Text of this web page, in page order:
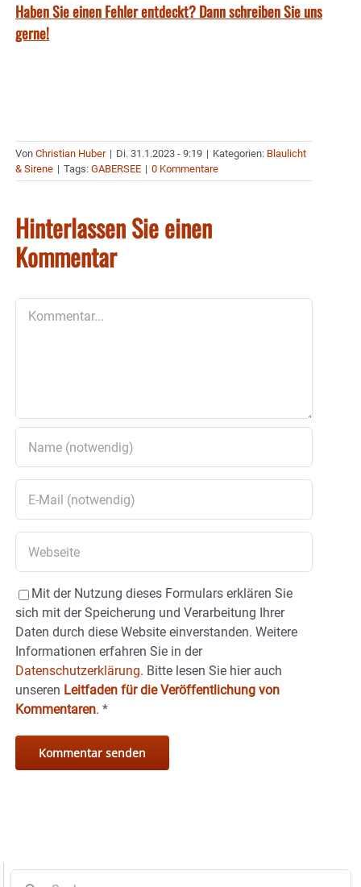
Haben Sie einen Fehler entdeckt? Dann schreiben Sie uns
gerne!
Von Christian Huber | Di. 31.1.2023 - 9:19 | Kategorien: Blaulicht
& Sirene | Tags: GABERSEE | 0 Kommentare
Hinterlassen Sie einen
Kommentar
Mit der Nutzung dieses Formulars erklären Sie
sich mit der Speicherung und Verarbeitung Ihrer
Daten durch diese Website einverstanden. Weitere
Informationen erfahren Sie in der
Datenschutzerklärung. Bitte lesen Sie hier auch
unseren Leitfaden für die Veröffentlichung von
Kommentaren. *